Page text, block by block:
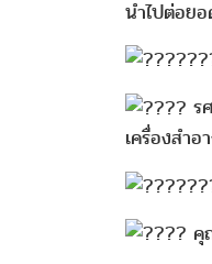
นำไปต่อย
ร
เครื่องสำอ
คุ